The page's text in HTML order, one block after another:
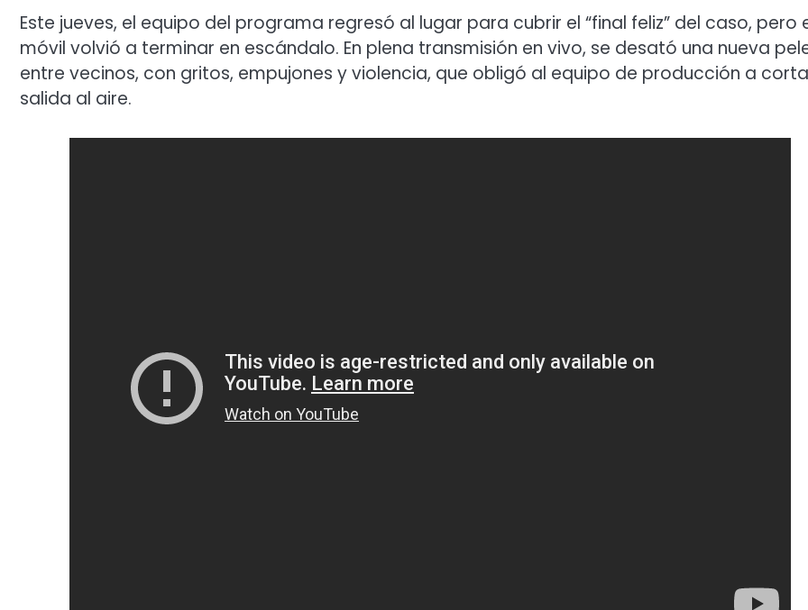
Este jueves, el equipo del programa regresó al lugar para cubrir el “final feliz” del caso, pero
móvil volvió a terminar en escándalo. En plena transmisión en vivo, se desató una nueva
entre vecinos, con gritos, empujones y violencia, que obligó al equipo de producción a
salida al aire.